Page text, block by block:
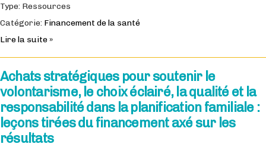
Type: Ressources
Catégorie: Financement de la santé
Lire la suite »
Achats stratégiques pour soutenir le
volontarisme, le choix éclairé, la qualité et la
responsabilité dans la planification familiale :
leçons tirées du financement axé sur les
résultats